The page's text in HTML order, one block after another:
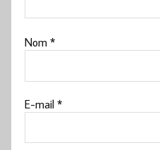
Nom*
E-mail*